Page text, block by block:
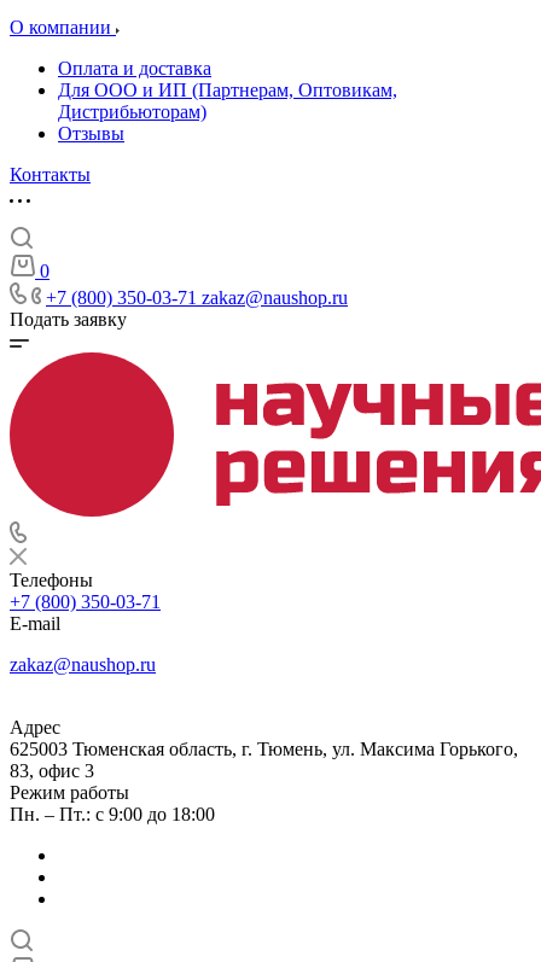
О компании
Оплата и доставка
Для ООО и ИП (Партнерам, Оптовикам,
Дистрибьюторам)
Отзывы
Контакты
0
+7 (800) 350-03-71 zakaz@naushop.ru
Подать заявку
Телефоны
+7 (800) 350-03-71
E-mail
zakaz@naushop.ru
Адрес
625003 Тюменская область, г. Тюмень, ул. Максима Горького,
83, офис 3
Режим работы
Пн. – Пт.: с 9:00 до 18:00